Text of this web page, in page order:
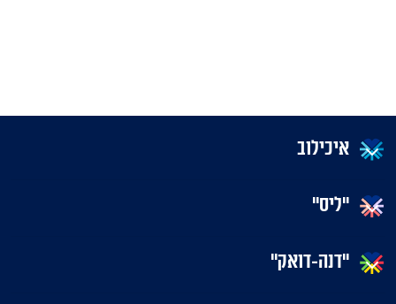
איכילוב
"ליס"
"דנה-דואק"